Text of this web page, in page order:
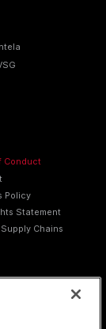
Conduct
Policy
Statement
Chains